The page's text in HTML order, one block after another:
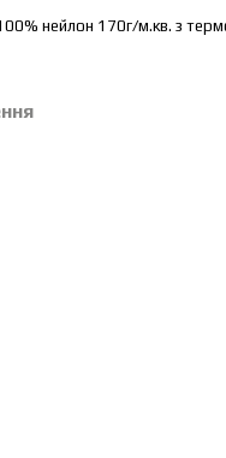
нейлон 170г/м.кв. з